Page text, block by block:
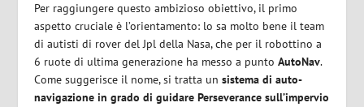
Per raggiungere questo ambizioso obiettivo, il primo
aspetto cruciale è l’orientamento: lo sa molto bene il team
di autisti di rover del Jpl della Nasa, che per il robottino a
6 ruote di ultima generazione ha messo a puntoAutoNav.
Come suggerisce il nome, si tratta unsistema di auto-
navigazione in grado di guidare Perseverance sull’impervio